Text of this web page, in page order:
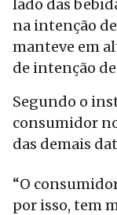
lado das
na intenção
manteve em
de intenção
Segundo o
consumidor
das demais
“O
por isso, tem